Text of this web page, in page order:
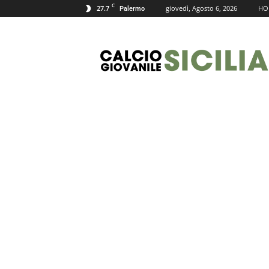
27.7 C Palermo giovedì, Agosto 6, 2026
Giovanile
Sicilia